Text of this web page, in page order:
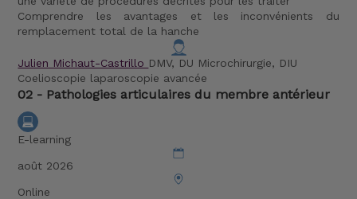
Comprendre les avantages et les inconvénients du
remplacement total de la hanche
Julien Michaut-Castrillo DMV, DU Microchirurgie, DIU
Coelioscopie laparoscopie avancée
02 - Pathologies articulaires du membre antérieur
E-learning
août 2026
Online